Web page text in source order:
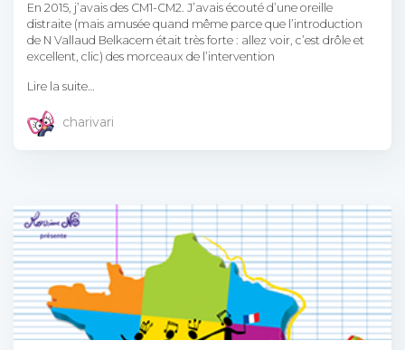
En 2015, j’avais des CM1-CM2. J’avais écouté d’une oreille
distraite (mais amusée quand même parce que l’introduction
de N Vallaud Belkacem était très forte : allez voir, c’est drôle et
excellent, clic) des morceaux de l’intervention
Lire la suite…
charivari